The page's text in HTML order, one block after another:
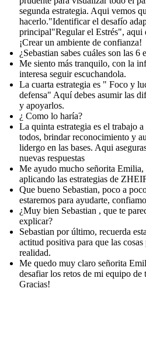
segunda estrategia. Aqui vemos
hacerlo."Identificar el desafío
principal"Regular el Estrés", aqui
¡Crear un ambiente de confianza!
¿Sebastian sabes cuáles son las 6
Me siento más tranquilo, con la
interesa seguir escuchandola.
La cuarta estrategia es " Foco y
defensa" Aquí debes asumir las
y apoyarlos.
¿ Como lo haría?
La quinta estrategia es el trabajo
todos, brindar reconocimiento y
lidergo en las bases. Aqui
nuevas respuestas
Me ayudo mucho señorita
aplicando las estrategias de
Que bueno Sebastian, poco a
estaremos para ayudarte,
¿Muy bien Sebastian , que te
explicar?
Sebastian por último, recuerda
actitud positiva para que las
realidad.
Me quedo muy claro señorita
desafiar los retos de mi equipo
Gracias!